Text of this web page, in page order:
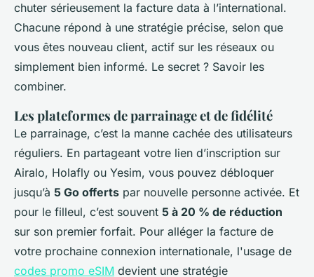
chuter sérieusement la facture data à l’international.
Chacune répond à une stratégie précise, selon que
vous êtes nouveau client, actif sur les réseaux ou
simplement bien informé. Le secret ? Savoir les
combiner.
Les plateformes de parrainage et de fidélité
Le parrainage, c’est la manne cachée des utilisateurs
réguliers. En partageant votre lien d’inscription sur
Airalo, Holafly ou Yesim, vous pouvez débloquer
jusqu’à 5 Go offerts par nouvelle personne activée. Et
pour le filleul, c’est souvent 5 à 20 % de réduction
sur son premier forfait. Pour alléger la facture de
votre prochaine connexion internationale, l'usage de
codes promo eSIM devient une stratégie